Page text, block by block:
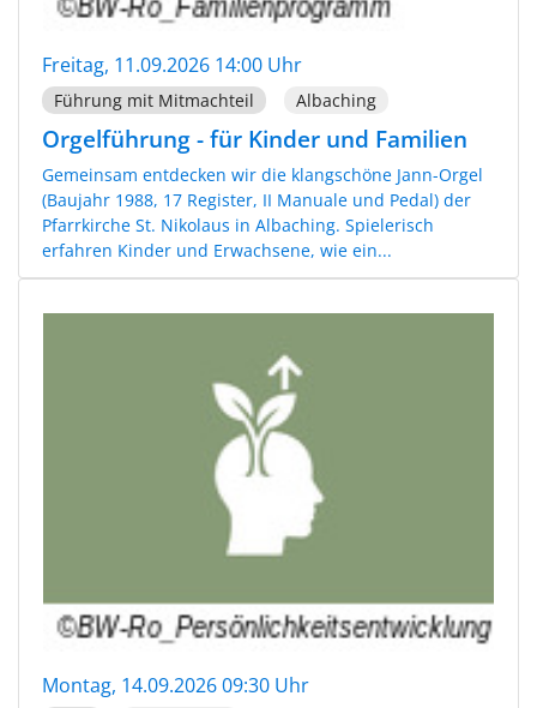
Freitag, 11.09.2026 14:00 Uhr
Führung mit Mitmachteil Albaching
Orgelführung - für Kinder und Familien
Gemeinsam entdecken wir die klangschöne Jann-Orgel
(Baujahr 1988, 17 Register, II Manuale und Pedal) der
Pfarrkirche St. Nikolaus in Albaching. Spielerisch
erfahren Kinder und Erwachsene, wie ein...
Montag, 14.09.2026 09:30 Uhr